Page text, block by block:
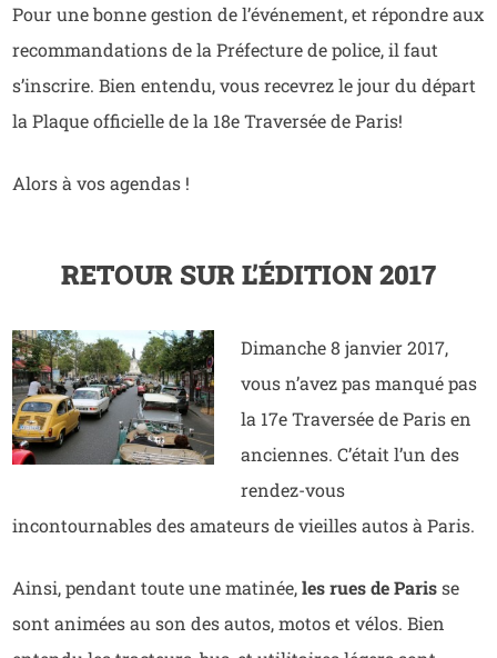
Pour une bonne gestion de l’événement, et répondre aux
recommandations de la Préfecture de police, il faut
s’inscrire. Bien entendu, vous recevrez le jour du départ
la Plaque officielle de la 18e Traversée de Paris!
Alors à vos agendas !
RETOUR SUR L’ÉDITION 2017
Dimanche 8 janvier 2017,
vous n’avez pas manqué pas
la 17e Traversée de Paris en
anciennes. C’était l’un des
rendez-vous
incontournables des amateurs de vieilles autos à Paris.
Ainsi, pendant toute une matinée,les rues de Parisse
sont animées au son desautos, motos et vélos. Bien